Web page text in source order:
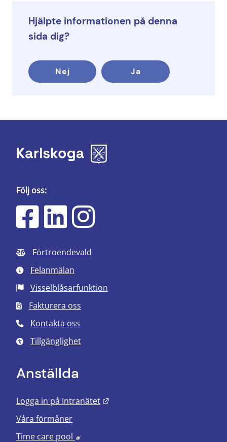
Hjälpte informationen på denna
sida dig?
Nej Ja
Följ oss:
Förtroendevald
Felanmälan
Visselblåsarfunktion
Fakturera oss
Kontakta oss
Tillgänglighet
Anställda
Logga in på Intranätet
Våra förmåner
Time care pool
Länk till annan webbplats, öppnas i